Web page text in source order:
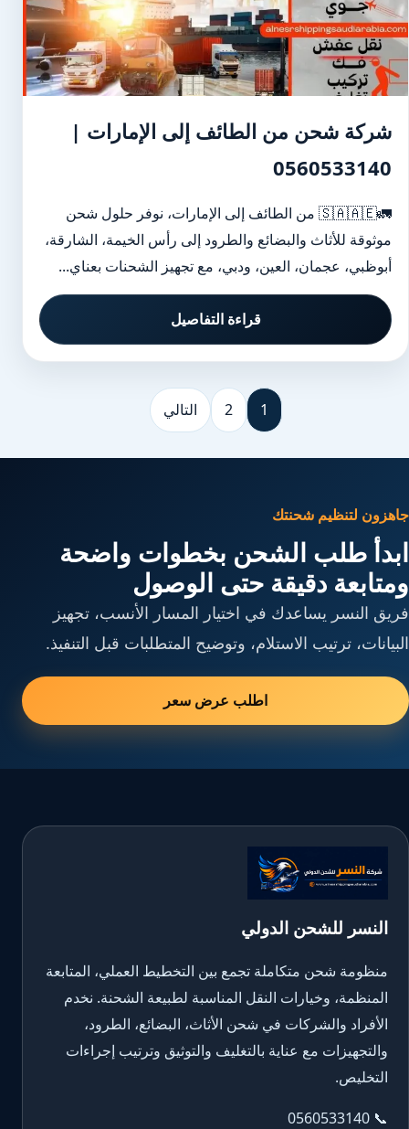
شركة شحن من الطائف إلى الإمارات |
0560533140
🚛🇸🇦🇦🇪 من الطائف إلى الإمارات، نوفر حلول شحن
موثوقة للأثاث والبضائع والطرود إلى رأس الخيمة، الشارقة،
أبوظبي، عجمان، العين، ودبي، مع تجهيز الشحنات بعناي...
قراءة التفاصيل
1
2 التالي
جاهزون لتنظيم شحنتك
ابدأ طلب الشحن بخطوات واضحة
ومتابعة دقيقة حتى الوصول
فريق النسر يساعدك في اختيار المسار الأنسب، تجهيز
البيانات، ترتيب الاستلام، وتوضيح المتطلبات قبل التنفيذ.
اطلب عرض سعر
النسر للشحن الدولي
منظومة شحن متكاملة تجمع بين التخطيط العملي، المتابعة
المنظمة، وخيارات النقل المناسبة لطبيعة الشحنة. نخدم
الأفراد والشركات في شحن الأثاث، البضائع، الطرود،
والتجهيزات مع عناية بالتغليف والتوثيق وترتيب إجراءات
التخليص.
📞
0560533140